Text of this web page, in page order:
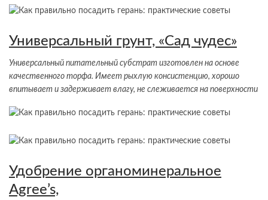
Универсальный грунт, «Сад чудес»
Универсальный питательный субстрат изготовлен на основе
качественного торфа. Имеет рыхлую консистенцию, хорошо
впитывает и задерживает влагу, не слеживается на поверхности
Удобрение органоминеральное
Agree’s,